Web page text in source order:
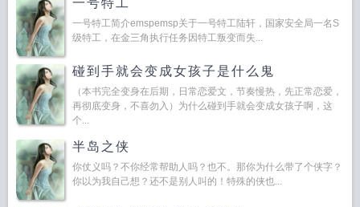
一号特工
一号特工简介emspemsp关于一号特工陆轩，国家安全局一名S
级特工，在金三角执行任务因特工叛变而失...
碰到手就会变成女孩子是什么鬼
（本书完全变身在后期，日常恋爱文，节奏慢热，先正常恋爱，
再彻底变身，不喜勿入）为什么碰到手就会变成女孩子啊，这
个...
半岛之侠
你仗义吗？不你经常帮助人吗？也不。那你为什么带了个侠字？
你以为我自己想？还不是别人叫的！特殊的侠也...